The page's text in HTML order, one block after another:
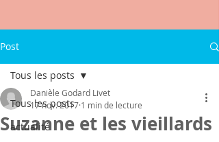
Post
Tous les posts
actualité
Tous les posts
Suzanne et les vieillards
Danièle Godard Livet
17 nov. 2017 1 min de lecture